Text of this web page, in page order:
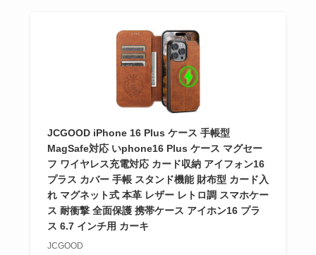
JCGOOD iPhone 16 Plus ケース 手帳型
MagSafe対応 いphone16 Plus ケース マグセー
フ ワイヤレス充電対応 カード収納 アイフォン16
プラス カバー 手帳 スタンド機能 財布型 カード入
れ マグネット式 本革 レザー レトロ調 スマホケー
ス 耐衝撃 全面保護 携帯ケース アイホン16 プラ
ス 6.7 インチ用 カーキ
JCGOOD